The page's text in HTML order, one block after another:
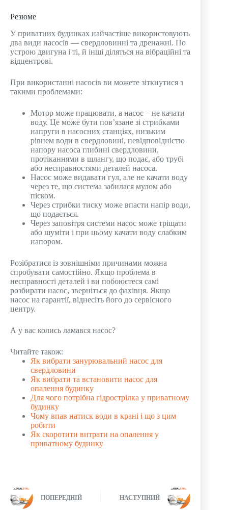
Резюме
У приватних будинках найчастіше використовують
два види насосів — свердловинні та дренажні. По
устрою двигуна і ті, й інші діляться на вібраційні та
відцентрові.
При використанні насосів ви можете зіткнутися з
такими проблемами:
Мотор може працювати, а насос – не качати
воду. Це може бути пов’язане зі стрибками
напруги в насосних станціях, низьким
рівнем води в свердловині, невідповідністю
напору насоса глибині свердловини,
протіканнями в шлангу, що подає, або трубі
або несправностями деталей насоса.
Насос може видавати гул, але не качати воду
через те, що система забилася мулом або
піском.
Через стрибки тиску може впасти напір води,
що подається.
Через заповітря системи насос може тріщати
або шуміти і при цьому качати воду слабким
напором.
Розібратися із зовнішніми причинами можна
спробувати самостійно. Якщо проблема в
несправності деталей і ви побоюєтеся самі
розбирати насос, зверніться до фахівця. Якщо
насос на гарантії, віднесіть його до сервісного
центру.
А у вас колись ламався насос?
Читайте також:
Як вибрати занурювальний насос для
свердловини
Як вибрати та встановити насос для
опалення будинку
Для чого потрібна гідрострілка у приватному
будинку
Чому впав натиск води в крані і що з цим
робити
Як скоротити витрати на опалення у
приватному будинку
ПОПЕРЕДНІЙ НАСТУПНИЙ